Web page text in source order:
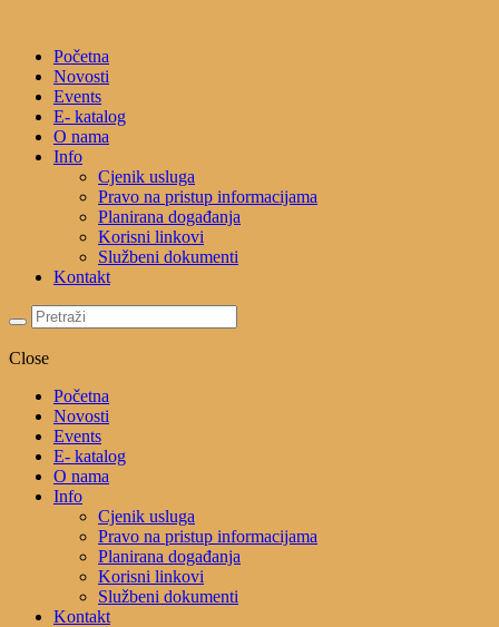
Početna
Novosti
Events
E- katalog
O nama
Info
Cjenik usluga
Pravo na pristup informacijama
Planirana događanja
Korisni linkovi
Službeni dokumenti
Kontakt
Close
Početna
Novosti
Events
E- katalog
O nama
Info
Cjenik usluga
Pravo na pristup informacijama
Planirana događanja
Korisni linkovi
Službeni dokumenti
Kontakt